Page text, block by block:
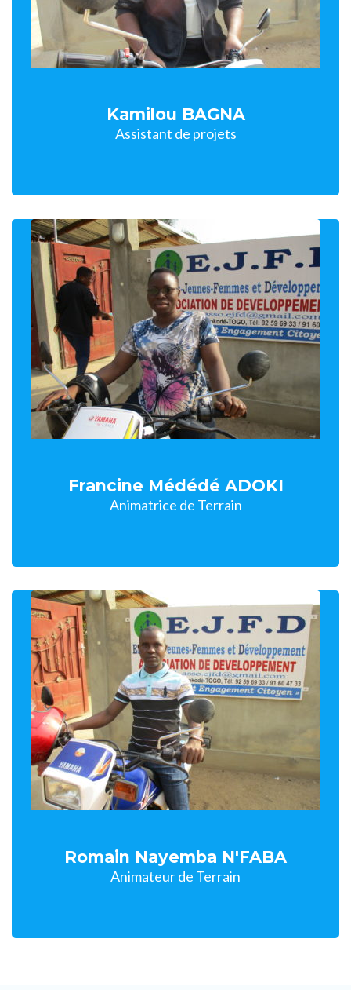
Kamilou BAGNA
Assistant de projets
Francine Médédé ADOKI
Animatrice de Terrain
Romain Nayemba N'FABA
Animateur de Terrain